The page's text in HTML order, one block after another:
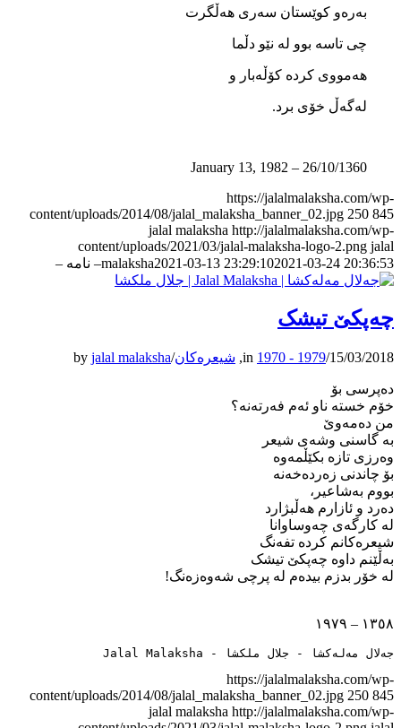
به‌ره‌و کوێستان سه‌ری هه‌ڵگرت
چی تاسه‌ بوو له ‌نێو دڵما
هه‌مووی کرده‌ کۆڵه‌بار و
له‌گه‌ڵ خۆی برد.
26/10/1360 – January 13, 1982
https://jalalmalaksha.com/wp-
content/uploads/2014/08/jalal_malaksha_banner_02.jpg 250 845
jalal malaksha http://jalalmalaksha.com/wp-
content/uploads/2021/03/jalal-malaksha-logo-2.png jalal
malaksha2021-03-13 23:29:102021-03-24 20:36:53 – نامه –
چەپکێ تیشک
15/03/2018
/
in 1970 - 1979
, شیعرەکان/
by jalal malaksha
دەپرسی بۆ
خۆم خستە ناو ئەم فەرتەنە؟
من دەمەوێ
بە گاسنی وشەی شیعر
وەرزی تازە بکێڵمەوە
بۆ چاندنی زەردەخەنە
بووم بەشاعیر،
دەرد و ئازارم هەڵبژارد
لە کارگەی چەوساوانا
شیعرەکانم کردە تفەنگ
بەڵێنم داوە چەپکێ تیشک
لە خۆر بدزم بیدەم لە ‌پرچی شەوەزەنگ!
١٣٥٨ – ١٩٧٩
جەلال مەلەکشا - جلال ملکشا - Jalal Malaksha
https://jalalmalaksha.com/wp-
content/uploads/2014/08/jalal_malaksha_banner_02.jpg 250 845
jalal malaksha http://jalalmalaksha.com/wp-